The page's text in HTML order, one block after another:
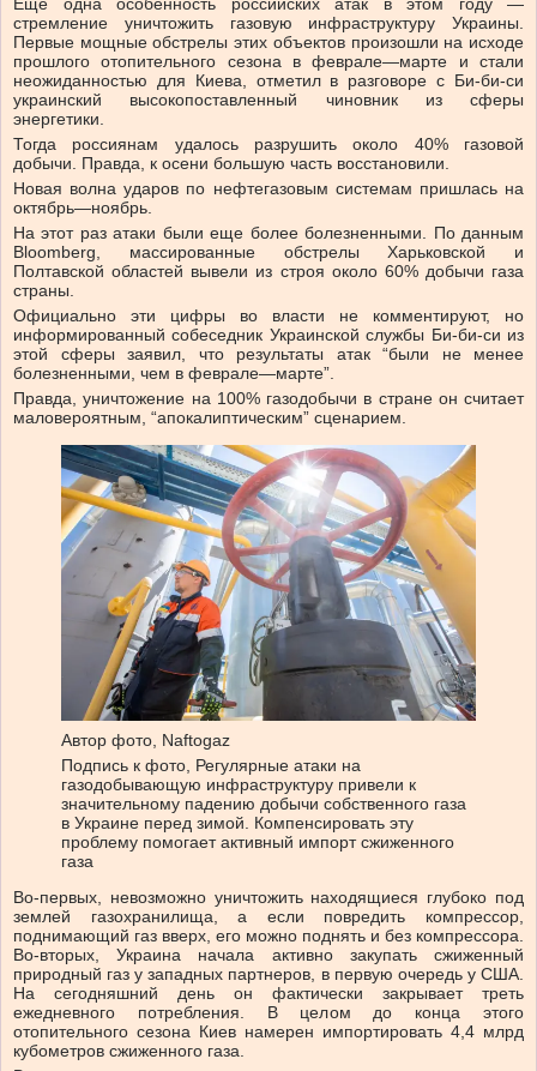
стремление уничтожить газовую инфраструктуру Украины.
Первые мощные обстрелы этих объектов произошли на исходе
прошлого отопительного сезона в феврале—марте и стали
неожиданностью для Киева, отметил в разговоре с Би-би-си
украинский высокопоставленный чиновник из сферы
энергетики.
Тогда россиянам удалось разрушить около 40% газовой
добычи. Правда, к осени большую часть восстановили.
Новая волна ударов по нефтегазовым системам пришлась на
октябрь—ноябрь.
На этот раз атаки были еще более болезненными. По данным
Bloomberg, массированные обстрелы Харьковской и
Полтавской областей вывели из строя около 60% добычи газа
страны.
Официально эти цифры во власти не комментируют, но
информированный собеседник Украинской службы Би-би-си из
этой сферы заявил, что результаты атак “были не менее
болезненными, чем в феврале—марте”.
Правда, уничтожение на 100% газодобычи в стране он считает
маловероятным, “апокалиптическим” сценарием.
Автор фото, Naftogaz
Подпись к фото, Регулярные атаки на
газодобывающую инфраструктуру привели к
значительному падению добычи собственного газа
в Украине перед зимой. Компенсировать эту
проблему помогает активный импорт сжиженного
газа
Во-первых, невозможно уничтожить находящиеся глубоко под
землей газохранилища, а если повредить компрессор,
поднимающий газ вверх, его можно поднять и без компрессора.
Во-вторых, Украина начала активно закупать сжиженный
природный газ у западных партнеров, в первую очередь у США.
На сегодняшний день он фактически закрывает треть
ежедневного потребления. В целом до конца этого
отопительного сезона Киев намерен импортировать 4,4 млрд
кубометров сжиженного газа.